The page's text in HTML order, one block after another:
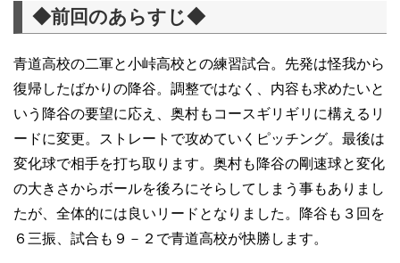
◆前回のあらすじ◆
青道高校の二軍と小峠高校との練習試合。先発は怪我から
復帰したばかりの降谷。調整ではなく、内容も求めたいと
いう降谷の要望に応え、奥村もコースギリギリに構えるリ
ードに変更。ストレートで攻めていくピッチング。最後は
変化球で相手を打ち取ります。奥村も降谷の剛速球と変化
の大きさからボールを後ろにそらしてしまう事もありまし
たが、全体的には良いリードとなりました。降谷も３回を
６三振、試合も９－２で青道高校が快勝します。